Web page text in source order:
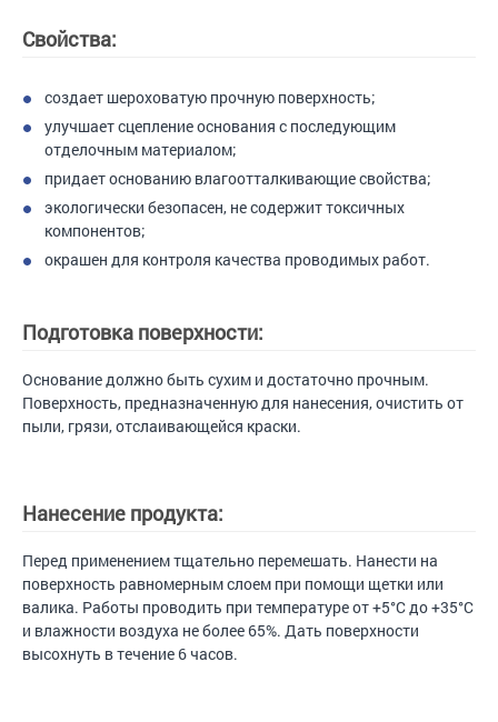
Свойства:
создает шероховатую прочную поверхность;
улучшает сцепление основания с последующим
отделочным материалом;
придает основанию влагоотталкивающие свойства;
экологически безопасен, не содержит токсичных
компонентов;
окрашен для контроля качества проводимых работ.
Подготовка поверхности:
Основание должно быть сухим и достаточно прочным.
Поверхность, предназначенную для нанесения, очистить от
пыли, грязи, отслаивающейся краски.
Нанесение продукта:
Перед применением тщательно перемешать. Нанести на
поверхность равномерным слоем при помощи щетки или
валика. Работы проводить при температуре от +5°С до +35°С
и влажности воздуха не более 65%. Дать поверхности
высохнуть в течение 6 часов.